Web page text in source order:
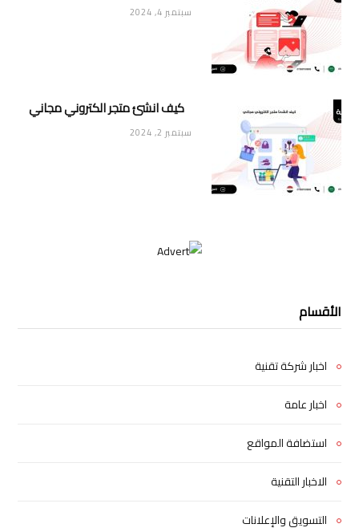
سبتمبر 4, 2024
كيف انشئ متجر الكتروني مجاني
سبتمبر 2, 2024
الأقسام
اخبار شركة تقنية
اخبار عامة
استضافة المواقع
الاخبار التقنية
التسويق والإعلانات